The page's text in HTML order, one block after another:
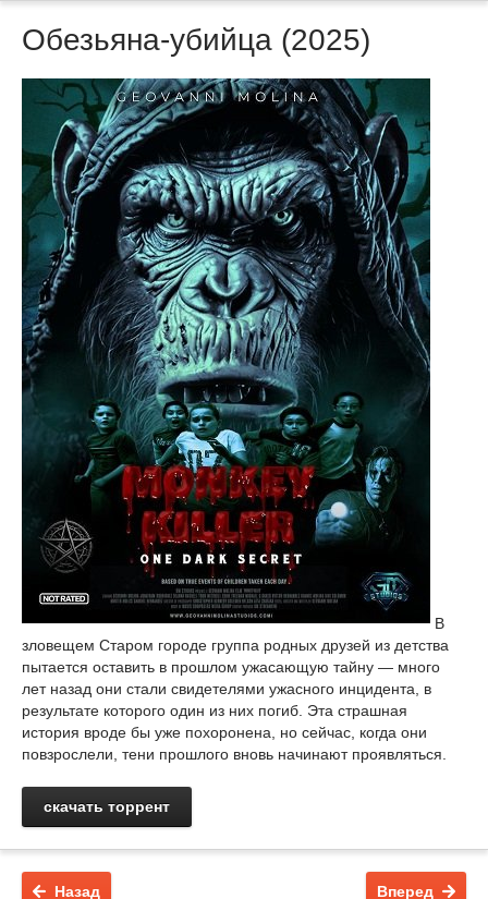
Обезьяна-убийца (2025)
В
зловещем Старом городе группа родных друзей из детства
пытается оставить в прошлом ужасающую тайну — много
лет назад они стали свидетелями ужасного инцидента, в
результате которого один из них погиб. Эта страшная
история вроде бы уже похоронена, но сейчас, когда они
повзрослели, тени прошлого вновь начинают проявляться.
скачать торрент
Назад Вперед